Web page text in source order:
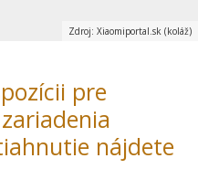
Zdroj: Xiaomiportal.sk (koláž)
pre
nájdete